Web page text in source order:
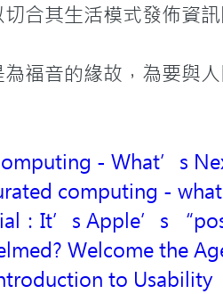
合其生活模式發佈資
為福音的緣故，為要與
- What’s
computing -
：It’s Apple’s
Welcome the
to Usability